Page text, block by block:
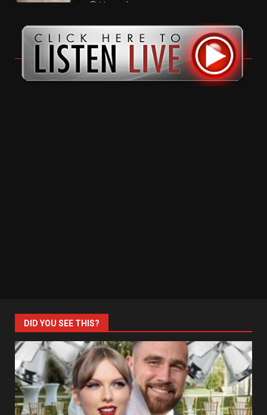
11 months ago
DID YOU SEE THIS?